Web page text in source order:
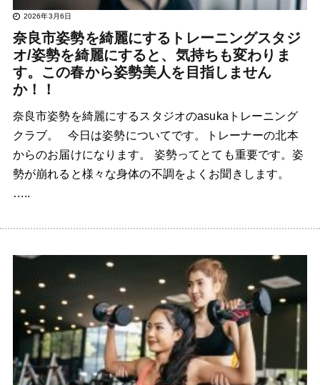
2026年3月6日
奈良市姿勢を綺麗にするトレーニングスタジ
オ/姿勢を綺麗にすると、気持ちも変わりま
す。この春から姿勢美人を目指しません
か！！
奈良市姿勢を綺麗にするスタジオのasukaトレーニング
クラブ。 今日は姿勢についてです。トレーナーの北本
からのお届けになります。 姿勢ってとても重要です。姿
勢が崩れると様々な身体の不調をよくお聞きします。
…..